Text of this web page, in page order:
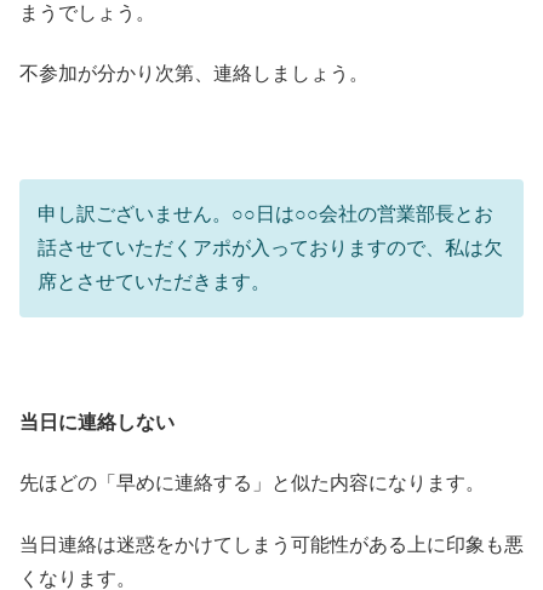
まうでしょう。
不参加が分かり次第、連絡しましょう。
申し訳ございません。○○日は○○会社の営業部長とお
話させていただくアポが入っておりますので、私は欠
席とさせていただきます。
当日に連絡しない
先ほどの「早めに連絡する」と似た内容になります。
当日連絡は迷惑をかけてしまう可能性がある上に印象も悪
くなります。